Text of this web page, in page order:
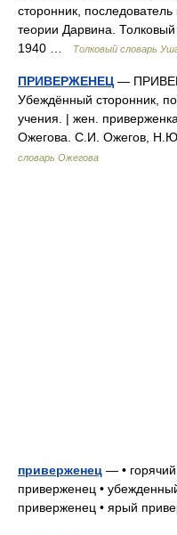
сторонник,
теории Дарвина.
1940 …
Толковый словарь
ПРИВЕРЖЕНЕЦ —
Убеждённый сторонник,
учения. | жен.
Ожегова. С.И. Ожегов,
словарь Ожегова
приверженец — •
приверженец •
приверженец • ярый